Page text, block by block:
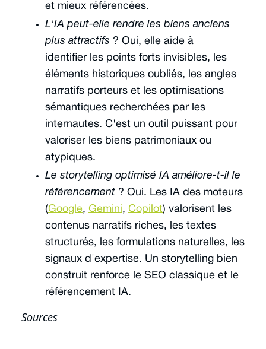
et mieux référencées.
L'IA peut-elle rendre les biens anciens
plus attractifs ? Oui, elle aide à
identifier les points forts invisibles, les
éléments historiques oubliés, les angles
narratifs porteurs et les optimisations
sémantiques recherchées par les
internautes. C'est un outil puissant pour
valoriser les biens patrimoniaux ou
atypiques.
Le storytelling optimisé IA améliore-t-il le
référencement ? Oui. Les IA des moteurs
(Google, Gemini, Copilot) valorisent les
contenus narratifs riches, les textes
structurés, les formulations naturelles, les
signaux d'expertise. Un storytelling bien
construit renforce le SEO classique et le
référencement IA.
Sources